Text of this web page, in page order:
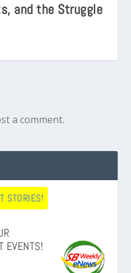
and the Struggle
a comment.
STORIES!
EVENTS!